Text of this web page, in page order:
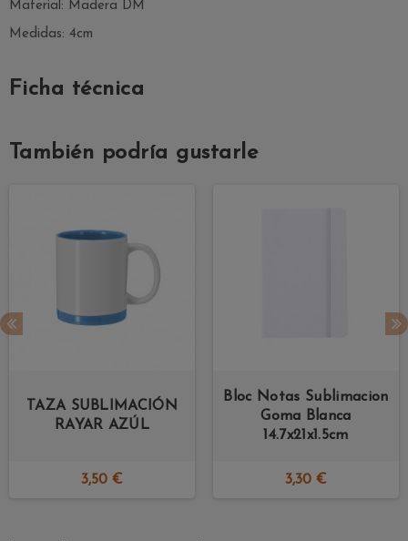
Material: Madera DM
Medidas: 4cm
Ficha técnica
También podría gustarle
TAZA SUBLIMACIÓN
RAYAR AZÚL
3,50 €
Bloc Notas Sublimacion
Goma Blanca
14.7x21x1.5cm
3,30 €